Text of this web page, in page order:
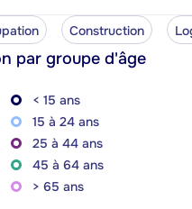
Construction
par groupe d'âge
< 15 ans
15 à 24 ans
25 à 44 ans
45 à 64 ans
> 65 ans